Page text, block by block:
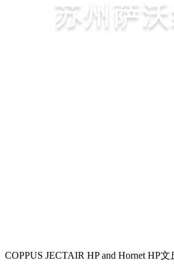
COPPUS JECTAIR HP and Hornet HP